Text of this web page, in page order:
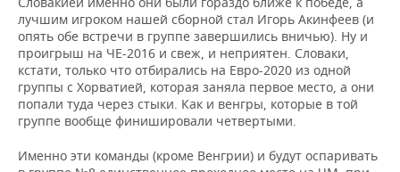
лучшим игроком нашей сборной стал Игорь Акинфеев (и
опять обе встречи в группе завершились вничью). Ну и
проигрыш на ЧЕ-2016 и свеж, и неприятен. Словаки,
кстати, только что отбирались на Евро-2020 из одной
группы с Хорватией, которая заняла первое место, а они
попали туда через стыки. Как и венгры, которые в той
группе вообще финишировали четвертыми.
Именно эти команды (кроме Венгрии) и будут оспаривать